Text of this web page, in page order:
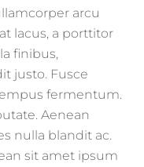
arcu
lacus, a porttitor
finibus,
justo. Fusce
fermentum.
Aenean
nulla blandit ac.
sit amet ipsum